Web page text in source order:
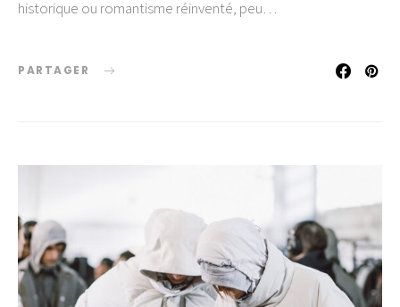
historique ou romantisme réinventé, peu…
PARTAGER